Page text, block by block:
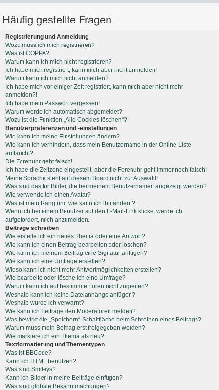
Häufig gestellte Fragen
Registrierung und Anmeldung
Wozu muss ich mich registrieren?
Was ist COPPA?
Warum kann ich mich nicht registrieren?
Ich habe mich registriert, kann mich aber nicht anmelden!
Warum kann ich mich nicht anmelden?
Ich habe mich vor einiger Zeit registriert, kann mich aber nicht mehr
anmelden?!
Ich habe mein Passwort vergessen!
Warum werde ich automatisch abgemeldet?
Wozu ist die Funktion „Alle Cookies löschen“?
Benutzerpräferenzen und -einstellungen
Wie kann ich meine Einstellungen ändern?
Wie kann ich verhindern, dass mein Benutzername in der Online-Liste
auftaucht?
Die Forenuhr geht falsch!
Ich habe die Zeitzone eingestellt, aber die Forenuhr geht immer noch falsch!
Meine Sprache steht auf diesem Board nicht zur Auswahl!
Was sind das für Bilder, die bei meinem Benutzernamen angezeigt werden?
Wie verwende ich einen Avatar?
Was ist mein Rang und wie kann ich ihn ändern?
Wenn ich bei einem Benutzer auf den E-Mail-Link klicke, werde ich
aufgefordert, mich anzumelden.
Beiträge schreiben
Wie erstelle ich ein neues Thema oder eine Antwort?
Wie kann ich einen Beitrag bearbeiten oder löschen?
Wie kann ich meinem Beitrag eine Signatur anfügen?
Wie kann ich eine Umfrage erstellen?
Wieso kann ich nicht mehr Antwortmöglichkeiten erstellen?
Wie bearbeite oder lösche ich eine Umfrage?
Warum kann ich auf bestimmte Foren nicht zugreifen?
Weshalb kann ich keine Dateianhänge anfügen?
Weshalb wurde ich verwarnt?
Wie kann ich Beiträge den Moderatoren melden?
Was bewirkt die „Speichern“-Schaltfläche beim Schreiben eines Beitrags?
Warum muss mein Beitrag erst freigegeben werden?
Wie markiere ich ein Thema als neu?
Textformatierung und Thementypen
Was ist BBCode?
Kann ich HTML benutzen?
Was sind Smileys?
Kann ich Bilder in meine Beiträge einfügen?
Was sind globale Bekanntmachungen?